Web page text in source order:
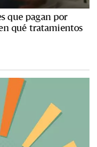
que pagan por
qué tratamientos